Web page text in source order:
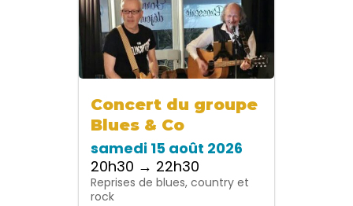
Concert du groupe
Blues & Co
samedi 15 août 2026
20h30 → 22h30
Reprises de blues, country et
rock